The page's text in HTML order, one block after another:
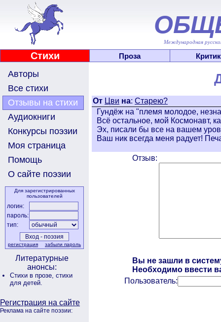
Международная
Стихи Проза
Авторы
Все стихи
Отзывы на стихи
Аудиокниги
Конкурсы поэзии
Моя страница
Помощь
О сайте поэзии
Для зарегистрированных
пользователей
логин:
пароль:
тип:
регистрация забыли пароль
Литературные
анонсы:
Стихи в прозе, стихи
для детей.
Регистрация на сайте
Реклама на сайте поэзии:
От Цви на: Старею?
Гундёж на "племя молодое,
Всё остальное, мой Космонавт,
Эх, писали бы все на вашем
Ваш ник всегда меня радует!
Отзыв:
Вы не зашли в
Необходимо ввести
Пользователь: